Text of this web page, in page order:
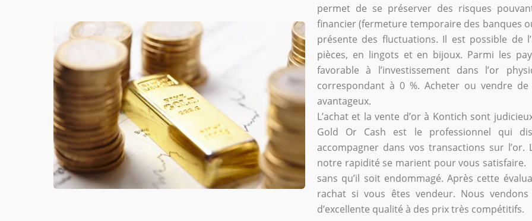
permet de se préserver des risques
financier (fermeture temporaire des banques
présente des fluctuations. Il est possible de
pièces, en lingots et en bijoux. Parmi les
favorable à l’investissement dans l’or
correspondant à 0 %. Acheter ou vendre
avantageux.
L’achat et la vente d’or à Kontich sont
Gold Or Cash est le professionnel qui
accompagner dans vos transactions sur
notre rapidité se marient pour vous
sans qu’il soit endommagé. Après cette
rachat si vous êtes vendeur. Nous
d’excellente qualité à des prix très compétitifs.